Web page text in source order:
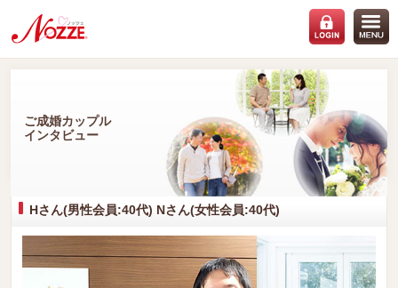
ご成婚カップル
インタビュー
Hさん(男性会員:40代) Nさん(女性会員:40代)